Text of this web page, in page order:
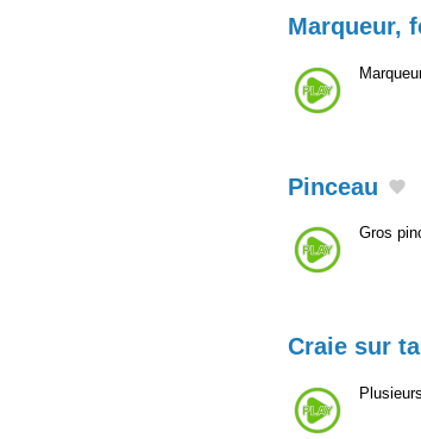
Marqueur,
Pinceau
Gros
Craie sur